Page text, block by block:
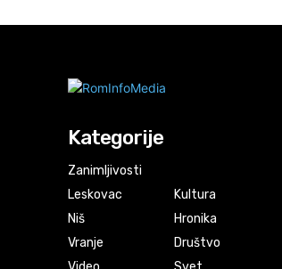
Kategorije
Zanimljivosti
Leskovac
Niš
Vranje
Kultura
Hronika
Društvo